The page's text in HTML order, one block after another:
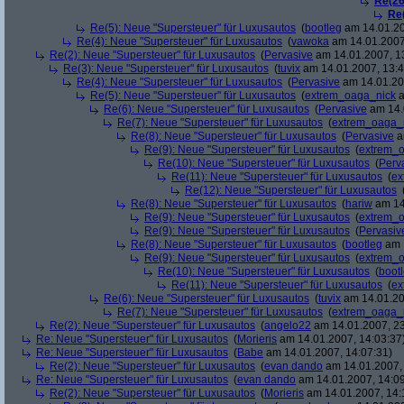
Re(5): Neue "Supersteuer" für Luxusautos (bootleg am
Re(4): Neue "Supersteuer" für Luxusautos (vawoka am
Re(2): Neue "Supersteuer" für Luxusautos (Pervasive am 14.01.2007,
Re(3): Neue "Supersteuer" für Luxusautos (tuvix am 14.01.2007,
Re(4): Neue "Supersteuer" für Luxusautos (Pervasive am
Re(5): Neue "Supersteuer" für Luxusautos (extrem_oaga_nick
Re(6): Neue "Supersteuer" für Luxusautos (Pervasive am
Re(7): Neue "Supersteuer" für Luxusautos (
Re(8): Neue "Supersteuer" für Luxusautos (Pervasive
Re(9): Neue "Supersteuer" für Luxusautos (
Re(10): Neue "Supersteuer" für Luxusautos (
Re(11): Neue "Supersteuer" für Luxusautos (
Re(12): Neue "Supersteuer" für Luxusautos
Re(8): Neue "Supersteuer" für Luxusautos (hariw am
Re(9): Neue "Supersteuer" für Luxusautos (
Re(9): Neue "Supersteuer" für Luxusautos (
Re(8): Neue "Supersteuer" für Luxusautos (bootleg am
Re(9): Neue "Supersteuer" für Luxusautos (
Re(10): Neue "Supersteuer" für Luxusautos (
Re(11): Neue "Supersteuer" für Luxusautos (
Re(6): Neue "Supersteuer" für Luxusautos (tuvix am
Re(7): Neue "Supersteuer" für Luxusautos (
Re(2): Neue "Supersteuer" für Luxusautos (angelo22 am 14.01.2007,
Re: Neue "Supersteuer" für Luxusautos (Morieris am 14.01.2007,
Re: Neue "Supersteuer" für Luxusautos (Babe am 14.01.2007, 14:07:31)
Re(2): Neue "Supersteuer" für Luxusautos (evan dando am
Re: Neue "Supersteuer" für Luxusautos (evan dando am 14.01.2007,
Re(2): Neue "Supersteuer" für Luxusautos (Morieris am 14.01.2007,